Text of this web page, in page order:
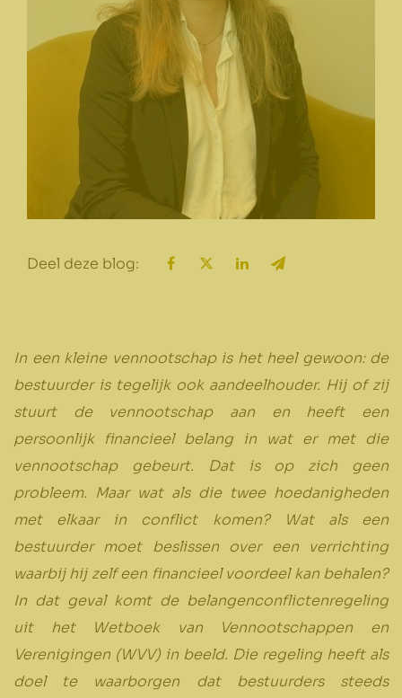
Deel deze blog:
In een kleine vennootschap is het heel gewoon: de
bestuurder is tegelijk ook aandeelhouder. Hij of zij
stuurt de vennootschap aan en heeft een
persoonlijk financieel belang in wat er met die
vennootschap gebeurt. Dat is op zich geen
probleem. Maar wat als die twee hoedanigheden
met elkaar in conflict komen? Wat als een
bestuurder moet beslissen over een verrichting
waarbij hij zelf een financieel voordeel kan behalen?
In dat geval komt de belangenconflictenregeling
uit het Wetboek van Vennootschappen en
Verenigingen (WVV) in beeld. Die regeling heeft als
doel te waarborgen dat bestuurders steeds